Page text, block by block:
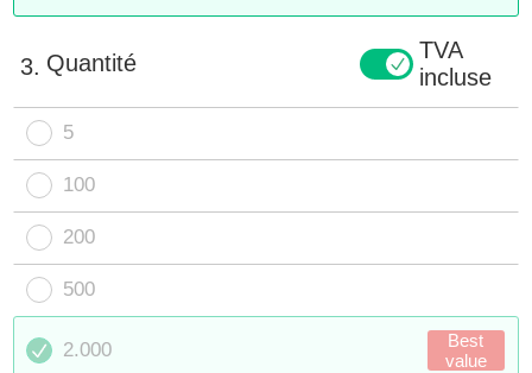
3. Quantité
TVA
incluse
5
100
200
500
2.000
Best
value